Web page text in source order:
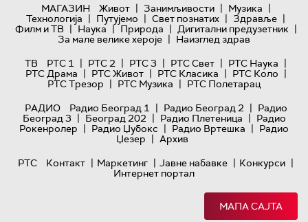
МАГАЗИН
Живот | Занимљивости | Музика |
Технологијa | Путујемо | Свет познатих | Здравље |
Филм и ТВ | Наука | Природа | Дигитални предузетник |
За мале велике хероје | Наизглед здрав
ТВ
РТС 1 | РТС 2 | РТС 3 | РТС Свет | РТС Наука |
РТС Драма | РТС Живот | РТС Класика | РТС Коло |
РТС Трезор | РТС Музика | РТС Полетарац
РАДИО
Радио Београд 1 | Радио Београд 2 | Радио
Београд 3 | Београд 202 | Радио Плетеница | Радио
Рокенролер | Радио Џубокс | Радио Вртешка | Радио
Џезер | Архив
РТС
Контакт | Маркетинг | Јавне набавке | Конкурси |
Интернет портал
МАПА САЈТА